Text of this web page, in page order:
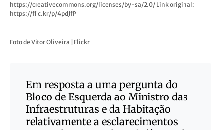
https://creativecommons.org/licenses/by-sa/2.0/ Link original:
https://flic.kr/p/4pdJfP
Foto de Vitor Oliveira | Flickr
Em resposta a uma pergunta do
Bloco de Esquerda ao Ministro das
Infraestruturas e da Habitação
relativamente a esclarecimentos